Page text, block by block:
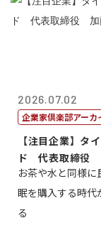
2026.07.02
企業家倶楽部アーカ
【注目企業】タ
ド 代表取締役
お茶や水と同様に
眠を購入する時代
る